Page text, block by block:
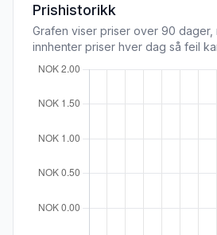
Prishistorikk
Grafen viser priser over 90 dager,
innhenter priser hver dag så feil